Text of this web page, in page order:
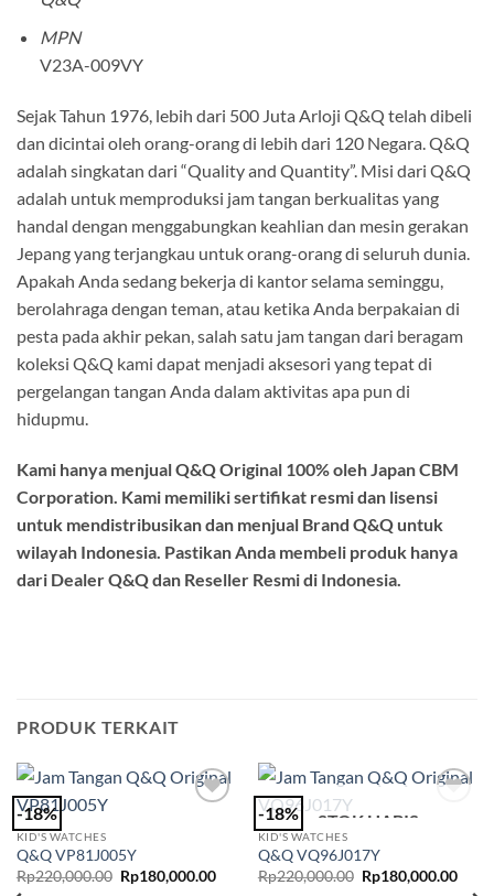
MPN
V23A-009VY
Sejak Tahun 1976, lebih dari 500 Juta Arloji Q&Q telah dibeli
dan dicintai oleh orang-orang di lebih dari 120 Negara. Q&Q
adalah singkatan dari “Quality and Quantity”. Misi dari Q&Q
adalah untuk memproduksi jam tangan berkualitas yang
handal dengan menggabungkan keahlian dan mesin gerakan
Jepang yang terjangkau untuk orang-orang di seluruh dunia.
Apakah Anda sedang bekerja di kantor selama seminggu,
berolahraga dengan teman, atau ketika Anda berpakaian di
pesta pada akhir pekan, salah satu jam tangan dari beragam
koleksi Q&Q kami dapat menjadi aksesori yang tepat di
pergelangan tangan Anda dalam aktivitas apa pun di
hidupmu.
Kami hanya menjual Q&Q Original 100% oleh Japan CBM
Corporation. Kami memiliki sertifikat resmi dan lisensi
untuk mendistribusikan dan menjual Brand Q&Q untuk
wilayah Indonesia. Pastikan Anda membeli produk hanya
dari Dealer Q&Q dan Reseller Resmi di Indonesia.
PRODUK TERKAIT
-18%
KID'S WATCHES
Q&Q VP81J005Y
Rp220,000.00 Harga
aslinya
Rp180,000.00Harga
-18% STOK HABIS
KID'S WATCHES
Q&Q VQ96J017Y
Rp220,000.00 Harga
aslinya
Rp180,000.00
saat